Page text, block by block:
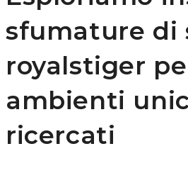
sfumature di
royalstiger
ambienti
ricercati